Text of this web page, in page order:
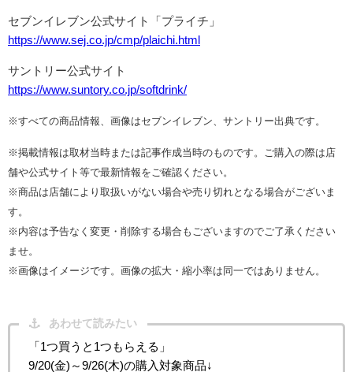
セブンイレブン公式サイト「プライチ」
https://www.sej.co.jp/cmp/plaichi.html
サントリー公式サイト
https://www.suntory.co.jp/softdrink/
※すべての商品情報、画像はセブンイレブン、サントリー出典です。
※掲載情報は取材当時または記事作成当時のものです。ご購入の際は店
舗や公式サイト等で最新情報をご確認ください。
※商品は店舗により取扱いがない場合や売り切れとなる場合がございま
す。
※内容は予告なく変更・削除する場合もございますのでご了承ください
ませ。
※画像はイメージです。画像の拡大・縮小率は同一ではありません。
あわせて読みたい
「1つ買うと1つもらえる」
9/20(金)～9/26(木)の購入対象商品↓